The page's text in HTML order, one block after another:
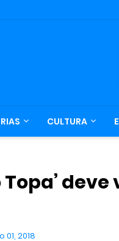
CULTURA
Topa’
2018